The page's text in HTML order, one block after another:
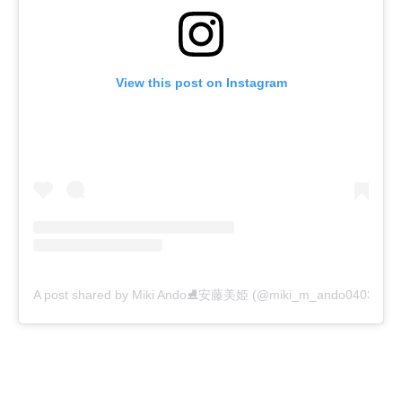
View this post on Instagram
A post shared by Miki Ando⛸安藤美姫 (@miki_m_ando0403)